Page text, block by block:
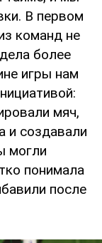
В первом
команд не
более
игры нам
мяч,
и создавали
могли
понимала
после